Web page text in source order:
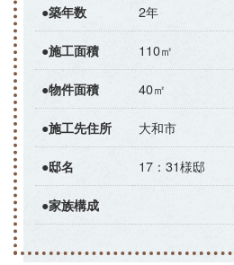
●築年数 2年
●施工面積 110㎡
●物件面積 40㎡
●施工先住所 大和市
●邸名 17：31様邸
●家族構成